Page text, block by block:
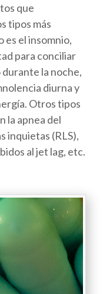
que
tipos más
es el insomnio,
para conciliar
la noche,
diurna y
Otros tipos
la apnea del
inquietas (RLS),
al jet lag, etc.